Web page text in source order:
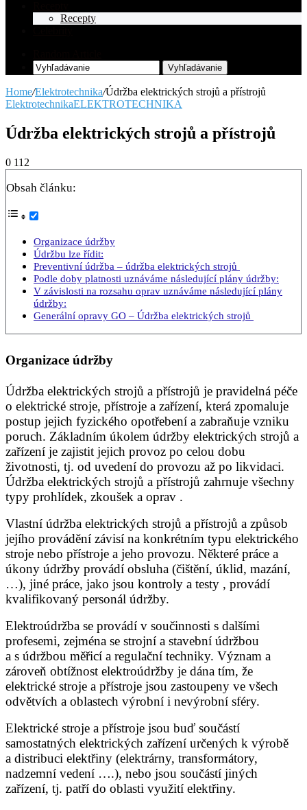
Recepty
Vyhľadávanie
Home/Elektrotechnika/Údržba elektrických strojů a přístrojů
ElektrotechnikaELEKTROTECHNIKA
Údržba elektrických strojů a přístrojů
0 112
Obsah článku:
Organizace údržby
Údržbu lze řídit:
Preventivní údržba – údržba elektrických strojů
Podle doby platnosti uznáváme následující plány údržby:
V závislosti na rozsahu oprav uznáváme následující plány
údržby:
Generální opravy GO – Údržba elektrických strojů
Organizace údržby
Údržba elektrických strojů a přístrojů je pravidelná péče
o elektrické stroje, přístroje a zařízení, která zpomaluje
postup jejich fyzického opotřebení a zabraňuje vzniku
poruch. Základním úkolem údržby elektrických strojů a
zařízení je zajistit jejich provoz po celou dobu
životnosti, tj. od uvedení do provozu až po likvidaci.
Údržba elektrických strojů a přístrojů zahrnuje všechny
typy prohlídek, zkoušek a oprav .
Vlastní údržba elektrických strojů a přístrojů a způsob
jejího provádění závisí na konkrétním typu elektrického
stroje nebo přístroje a jeho provozu. Některé práce a
úkony údržby provádí obsluha (čištění, úklid, mazání,
…), jiné práce, jako jsou kontroly a testy , provádí
kvalifikovaný personál údržby.
Elektroúdržba se provádí v součinnosti s dalšími
profesemi, zejména se strojní a stavební údržbou
a s údržbou měřicí a regulační techniky. Význam a
zároveň obtížnost elektroúdržby je dána tím, že
elektrické stroje a přístroje jsou zastoupeny ve všech
odvětvích a oblastech výrobní i nevýrobní sféry.
Elektrické stroje a přístroje jsou buď součástí
samostatných elektrických zařízení určených k výrobě
a distribuci elektřiny (elektrárny, transformátory,
nadzemní vedení ….), nebo jsou součástí jiných
zařízení, tj. patří do oblasti využití elektřiny.